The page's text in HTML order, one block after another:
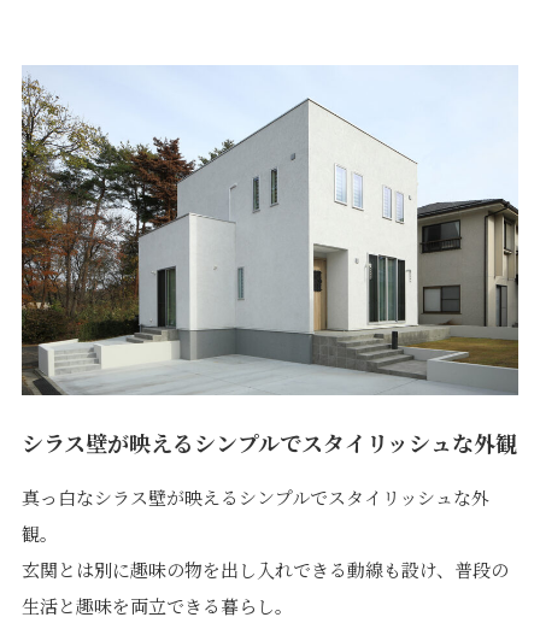
シラス壁が映えるシンプルでスタイリッシュな外観
真っ白なシラス壁が映えるシンプルでスタイリッシュな外
観。
玄関とは別に趣味の物を出し入れできる動線も設け、普段の
生活と趣味を両立できる暮らし。